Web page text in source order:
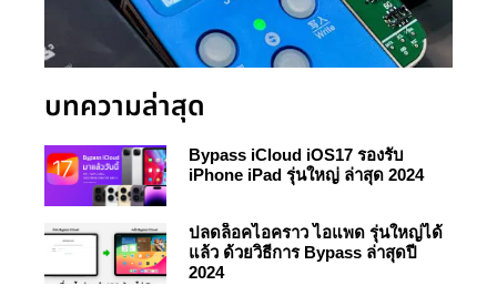
บทความล่าสุด
Bypass iCloud iOS17 รองรับ
iPhone iPad รุ่นใหญ่ ล่าสุด 2024
ปลดล็อคไอคราว ไอแพด รุ่นใหญ่ได้
แล้ว ด้วยวิธีการ Bypass ล่าสุดปี
2024